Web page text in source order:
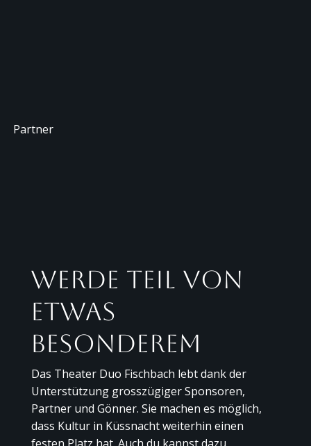
Partner
Werde Teil von
etwas
Besonderem
Das Theater Duo Fischbach lebt dank der
Unterstützung grosszügiger Sponsoren,
Partner und Gönner. Sie machen es möglich,
dass Kultur in Küssnacht weiterhin einen